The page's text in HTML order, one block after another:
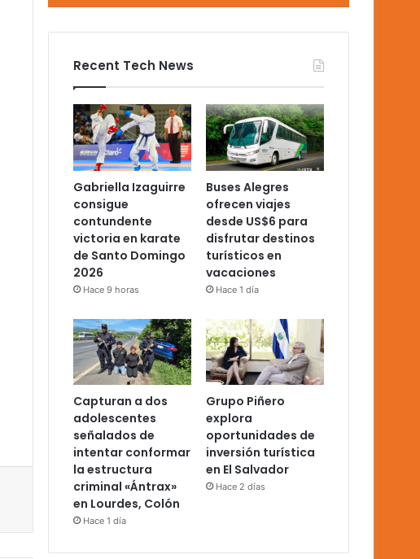
Recent Tech News
Gabriella Izaguirre
consigue
contundente
victoria en karate
de Santo Domingo
2026
Hace 9 horas
Buses Alegres
ofrecen viajes
desde US$6 para
disfrutar destinos
turísticos en
vacaciones
Hace 1 día
Capturan a dos
adolescentes
señalados de
intentar conformar
la estructura
criminal «Ántrax»
en Lourdes, Colón
Hace 1 día
Grupo Piñero
explora
oportunidades de
inversión turística
en El Salvador
Hace 2 días